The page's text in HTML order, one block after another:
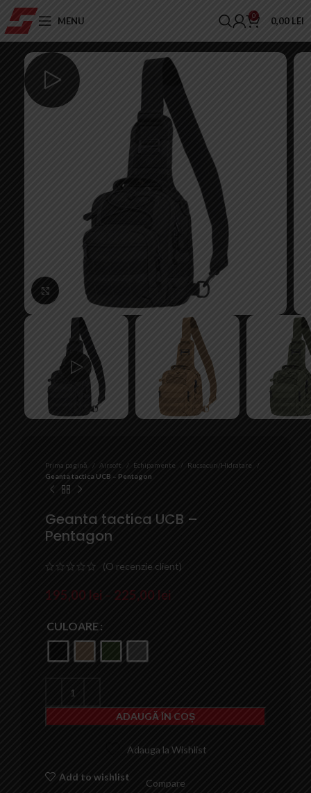
MENU 0 0,00 LEI
Click to enlarge
Prima pagină Airsoft Echipamente
Rucsacuri/Hidratare
Geanta tactica UCB – Pentagon
Geanta tactica UCB –
Pentagon
(O recenzie client)
195,00 lei – 225,00 lei
CULOARE
ADAUGĂ ÎN COȘ
Adauga la Wishlist
Add to wishlist
Compare